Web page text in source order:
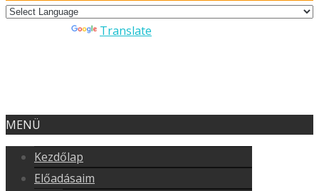
Translate
MENÜ
Kezdőlap
Előadásaim